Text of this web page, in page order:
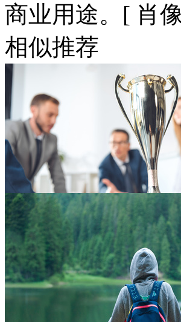
商业用途。[ 肖
相似推荐
商务人物与桌上的奖杯摄影高清图片
9000 × 6007
JPG